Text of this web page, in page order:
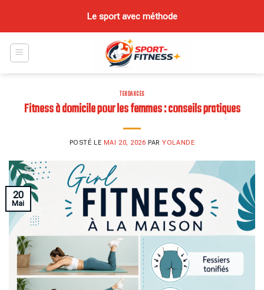
content
Le sport avec méthode
TENDANCES
Fitness à domicile pour les femmes : conseils pratiques
POSTÉ LE MAI 20, 2026 PARYOLANDE
20
Mai